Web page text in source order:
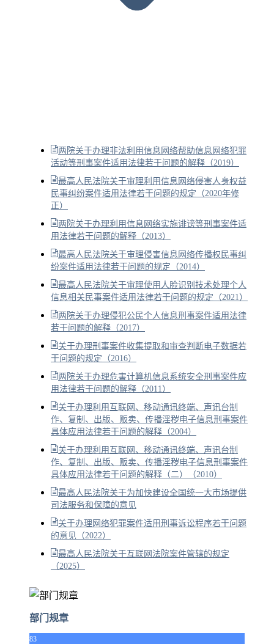
两院关于办理非法利用信息网络帮助信息网络犯罪
活动等刑事案件适用法律若干问题的解释（2019）
最高人民法院关于审理利用信息网络侵害人身权益
民事纠纷案件适用法律若干问题的规定（2020年修
正）
两院关于办理利用信息网络实施诽谤等刑事案件适
用法律若干问题的解释（2013）
最高人民法院关于审理侵害信息网络传播权民事纠
纷案件适用法律若干问题的规定（2014）
最高人民法院关于审理使用人脸识别技术处理个人
信息相关民事案件适用法律若干问题的规定（2021）
两院关于办理侵犯公民个人信息刑事案件适用法律
若干问题的解释（2017）
关于办理刑事案件收集提取和审查判断电子数据若
干问题的规定（2016）
两院关于办理危害计算机信息系统安全刑事案件应
用法律若干问题的解释（2011）
关于办理利用互联网、移动通讯终端、声讯台制
作、复制、出版、贩卖、传播淫秽电子信息刑事案件
具体应用法律若干问题的解释（2004）
关于办理利用互联网、移动通讯终端、声讯台制
作、复制、出版、贩卖、传播淫秽电子信息刑事案件
具体应用法律若干问题的解释（二）（2010）
最高人民法院关于为加快建设全国统一大市场提供
司法服务和保障的意见
关于办理网络犯罪案件适用刑事诉讼程序若干问题
的意见（2022）
最高人民法院关于互联网法院案件管辖的规定
（2025）
部门规章
83